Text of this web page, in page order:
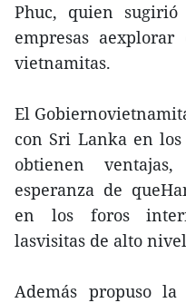
Phuc, quien
empresas aexplorar
vietnamitas.
El
con Sri Lanka en los
obtienen
esperanza de
en los foros
lasvisitas de alto
Además propuso